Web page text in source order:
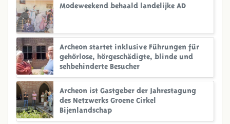
Modeweekend behaald landelijke AD
Archeon startet inklusive Führungen für
gehörlose, hörgeschädigte, blinde und
sehbehinderte Besucher
Archeon ist Gastgeber der Jahrestagung
des Netzwerks Groene Cirkel
Bijenlandschap